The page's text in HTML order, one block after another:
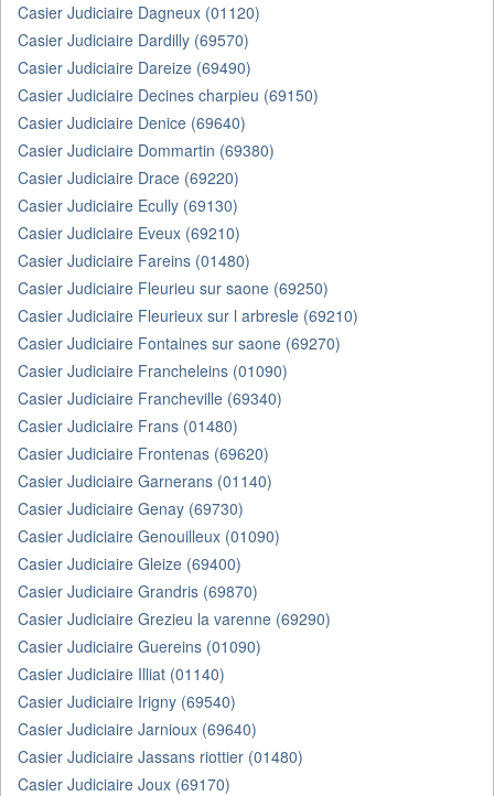
Casier Judiciaire Dagneux (01120)
Casier Judiciaire Dardilly (69570)
Casier Judiciaire Dareize (69490)
Casier Judiciaire Decines charpieu (69150)
Casier Judiciaire Denice (69640)
Casier Judiciaire Dommartin (69380)
Casier Judiciaire Drace (69220)
Casier Judiciaire Ecully (69130)
Casier Judiciaire Eveux (69210)
Casier Judiciaire Fareins (01480)
Casier Judiciaire Fleurieu sur saone (69250)
Casier Judiciaire Fleurieux sur l arbresle (69210)
Casier Judiciaire Fontaines sur saone (69270)
Casier Judiciaire Francheleins (01090)
Casier Judiciaire Francheville (69340)
Casier Judiciaire Frans (01480)
Casier Judiciaire Frontenas (69620)
Casier Judiciaire Garnerans (01140)
Casier Judiciaire Genay (69730)
Casier Judiciaire Genouilleux (01090)
Casier Judiciaire Gleize (69400)
Casier Judiciaire Grandris (69870)
Casier Judiciaire Grezieu la varenne (69290)
Casier Judiciaire Guereins (01090)
Casier Judiciaire Illiat (01140)
Casier Judiciaire Irigny (69540)
Casier Judiciaire Jarnioux (69640)
Casier Judiciaire Jassans riottier (01480)
Casier Judiciaire Joux (69170)